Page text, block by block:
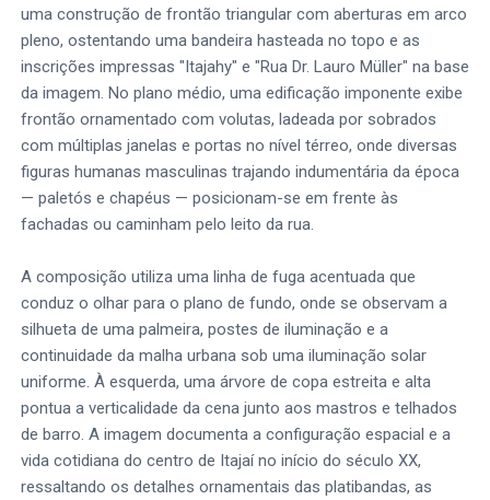
uma construção de frontão triangular com aberturas em arco
pleno, ostentando uma bandeira hasteada no topo e as
inscrições impressas "Itajahy" e "Rua Dr. Lauro Müller" na base
da imagem. No plano médio, uma edificação imponente exibe
frontão ornamentado com volutas, ladeada por sobrados
com múltiplas janelas e portas no nível térreo, onde diversas
figuras humanas masculinas trajando indumentária da época
— paletós e chapéus — posicionam-se em frente às
fachadas ou caminham pelo leito da rua.
A composição utiliza uma linha de fuga acentuada que
conduz o olhar para o plano de fundo, onde se observam a
silhueta de uma palmeira, postes de iluminação e a
continuidade da malha urbana sob uma iluminação solar
uniforme. À esquerda, uma árvore de copa estreita e alta
pontua a verticalidade da cena junto aos mastros e telhados
de barro. A imagem documenta a configuração espacial e a
vida cotidiana do centro de Itajaí no início do século XX,
ressaltando os detalhes ornamentais das platibandas, as